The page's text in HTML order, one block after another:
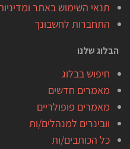
תנאי השימוש באתר
התחברות לחשבונך
הבלוג שלנו
חיפוש בבלוג
מאמרים חדשים
מאמרים פופולריים
וובינרים למנהלים/ות
כל הכותבים/ות